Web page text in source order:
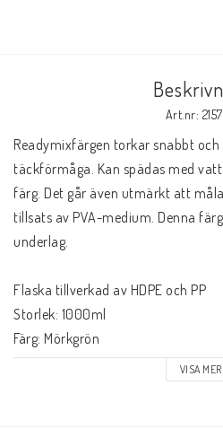
Art.nr:
Readymixfärgen torkar snabbt
täckförmåga. Kan spädas med
färg. Det går även utmärkt att
tillsats av PVA-medium. Denna
underlag.
Flaska tillverkad av HDPE och PP
Storlek: 1000ml
Färg: Mörkgrön
Fungerar utomhus, blanda gärna
VISA MER